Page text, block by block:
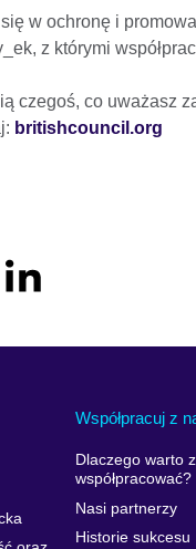
w ochronę i
z którymi
czegoś, co uważasz
britishcouncil.org
Współpracuj z
Dlaczego warto
współpracować?
Nasi partnerzy
Historie sukcesu